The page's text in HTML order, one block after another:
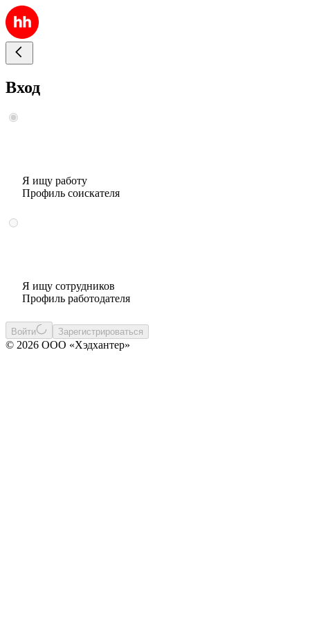
Вход
Я ищу работу
Профиль соискателя
Я ищу сотрудников
Профиль работодателя
Войти Зарегистрироваться
© 2026 ООО «Хэдхантер»